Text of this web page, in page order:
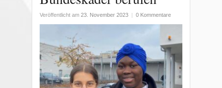
Veröffentlicht am 23. November 2023 0 Kommentare